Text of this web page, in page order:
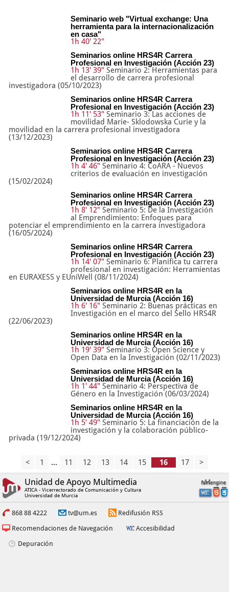
Seminario web "Virtual exchange: Una
herramienta para la internacionalización
en casa"
1h 40' 22"
Seminarios online HRS4R Carrera
Profesional en Investigación (Acción 23)
1h 13' 39" Seminario 2: Herramientas para
el desarrollo de carrera profesional
investigadora (05/10/2023)
Seminarios online HRS4R Carrera
Profesional en Investigación (Acción 23)
1h 11' 53" Seminario 3: Las acciones de
movilidad Marie- Sklodowska Curie y la
movilidad en la carrera profesional investigadora
(13/12/2023)
Seminarios online HRS4R Carrera
Profesional en Investigación (Acción 23)
1h 4' 46" Seminario 4: CoARA - Nuevos
criterios de evaluación en investigación
(15/02/2024)
Seminarios online HRS4R Carrera
Profesional en Investigación (Acción 23)
1h 8' 12" Seminario 5: De la Investigación
al Emprendimiento: Enfoques para
potenciar el emprendimiento en la carrera investigadora
(16/05/2024)
Seminarios online HRS4R Carrera
Profesional en Investigación (Acción 23)
1h 14' 07" Seminario 6: Planifica tu carrera
profesional en investigación: Herramientas
en EURAXESS y EUniWell (08/11/2024)
Seminarios online HRS4R en la
Universidad de Murcia (Acción 16)
1h 6' 16" Seminario 2: Buenas prácticas en
Investigación en el marco del Sello HRS4R
(22/06/2023)
Seminarios online HRS4R en la
Universidad de Murcia (Acción 16)
1h 19' 39" Seminario 3: Open Science y
Open Data en la Investigación (02/11/2023)
Seminarios online HRS4R en la
Universidad de Murcia (Acción 16)
1h 1' 44" Seminario 4: Perspectiva de
Género en la Investigación (06/03/2024)
Seminarios online HRS4R en la
Universidad de Murcia (Acción 16)
1h 5' 49" Seminario 5: La financiación de la
investigación y la colaboración público-
privada (19/12/2024)
< 1 ... 11 12 13 14 15 17 >
Unidad de Apoyo Multimedia
ATICA - Vicerrectorado de Comunicación y Cultura
Universidad de Murcia
868 88 4222 tv@um.es
Redifusión RSS
Recomendaciones de Navegación
Accesibilidad
Depuración